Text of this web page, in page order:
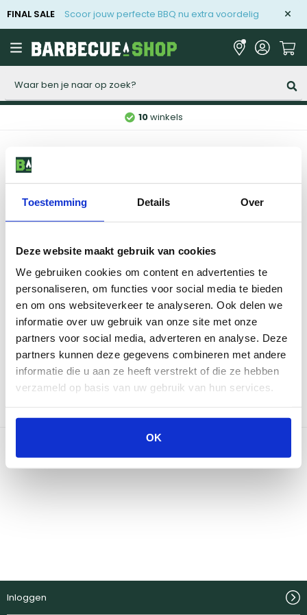
Toestemming Details Over
Deze website maakt gebruik van cookies
We gebruiken cookies om content en advertenties te
personaliseren, om functies voor social media te bieden
en om ons websiteverkeer te analyseren. Ook delen we
informatie over uw gebruik van onze site met onze
partners voor social media, adverteren en analyse. Deze
partners kunnen deze gegevens combineren met andere
informatie die u aan ze heeft verstrekt of die ze hebben
verzameld op basis van uw gebruik van hun services.
OK
FINAL SALE Scoor jouw perfecte BBQ nu extra voordelig
10winkels
Niet gevonden wat je zocht?
Onze specialisten helpen je graag.
Neem contact op
Bekijk onze winkels
Inloggen